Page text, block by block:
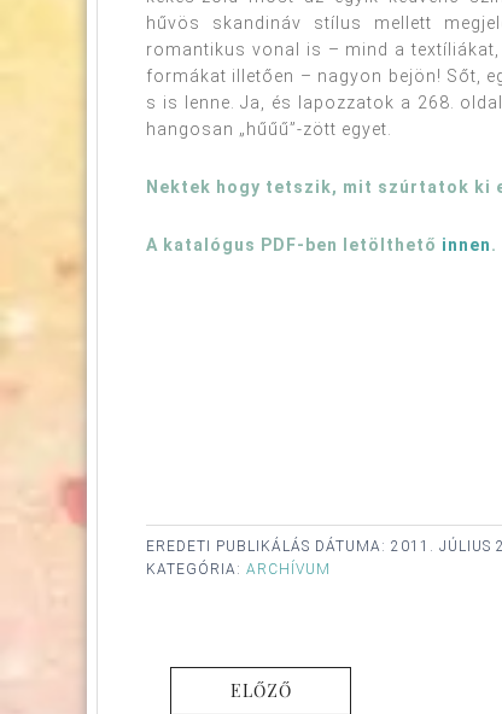
hűvös skandináv stílus mellett
romantikus vonal is – mind a
formákat illetően – nagyon bejön! Sőt,
s is lenne. Ja, és lapozzatok a 268.
hangosan „hűűű”-zött egyet.
Nektek hogy tetszik, mit szúrtatok ki
A katalógus PDF-ben letölthető innen.
EREDETI PUBLIKÁLÁS DÁTUMA: 2011. JÚLIUS
KATEGÓRIA: ARCHÍVUM
ELŐZŐ